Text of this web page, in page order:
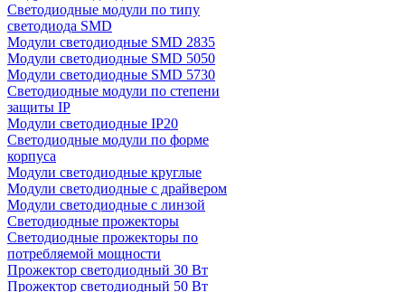
Светодиодные модули по типу
светодиода SMD
Модули светодиодные SMD 2835
Модули светодиодные SMD 5050
Модули светодиодные SMD 5730
Светодиодные модули по степени
защиты IP
Модули светодиодные IP20
Светодиодные модули по форме
корпуса
Модули светодиодные круглые
Модули светодиодные с драйвером
Модули светодиодные с линзой
Светодиодные прожекторы
Светодиодные прожекторы по
потребляемой мощности
Прожектор светодиодный 30 Вт
Прожектор светодиодный 50 Вт